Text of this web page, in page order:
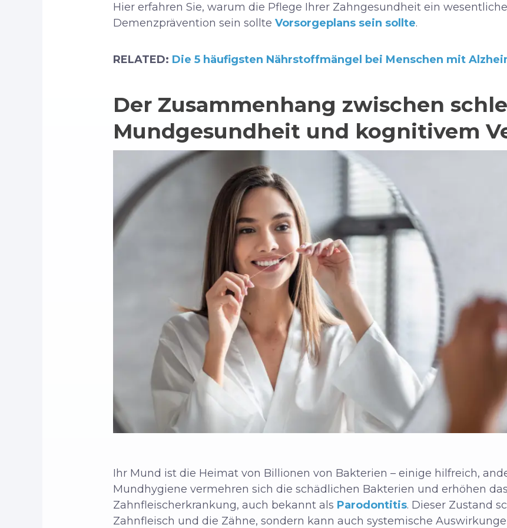
Hier erfahren Sie, warum die Pflege Ihrer Zahngesundheit ein
Demenzprävention sein sollte Vorsorgeplans sein sollte.
RELATED: Die 5 häufigsten Nährstoffmängel bei Menschen mit
Der Zusammenhang zwischen
Mundgesundheit und kognitivem
Ihr Mund ist die Heimat von Billionen von Bakterien – einige hilfreich,
Mundhygiene vermehren sich die schädlichen Bakterien und erhöhen
Zahnfleischerkrankung, auch bekannt als Parodontitis. Dieser Zustand
Zahnfleisch und die Zähne, sondern kann auch systemische